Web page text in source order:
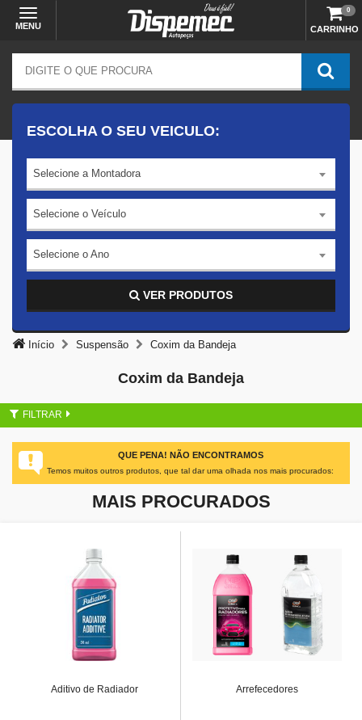
MENU CARRINHO
0
ESCOLHA O SEU VEICULO:
Selecione a Montadora
Selecione o Veículo
Selecione o Ano
VER PRODUTOS
Início Suspensão Coxim da Bandeja
Coxim da Bandeja
FILTRAR
QUE PENA! NÃO ENCONTRAMOS
Temos muitos outros produtos, que tal dar uma olhada nos mais procurados:
MAIS PROCURADOS
Aditivo de Radiador Arrefecedores